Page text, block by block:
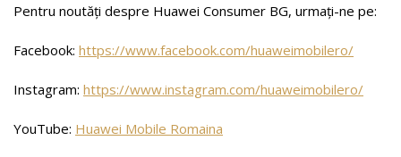
Pentru noutăți despre Huawei Consumer BG, urmați-ne pe:
Facebook: https://www.facebook.com/huaweimobilero/
Instagram: https://www.instagram.com/huaweimobilero/
YouTube: Huawei Mobile Romaina